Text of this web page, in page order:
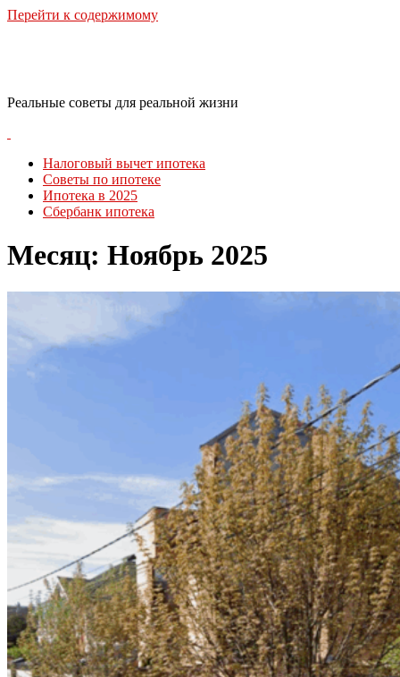
Перейти к содержимому
Реальные советы для реальной жизни
Налоговый вычет ипотека
Советы по ипотеке
Ипотека в 2025
Сбербанк ипотека
Месяц: Ноябрь 2025